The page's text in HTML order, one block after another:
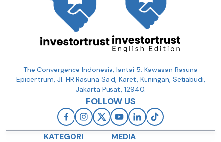
The Convergence Indonesia, lantai 5. Kawasan Rasuna
Epicentrum, Jl. HR Rasuna Said, Karet, Kuningan, Setiabudi,
Jakarta Pusat, 12940.
FOLLOW US
KATEGORI MEDIA